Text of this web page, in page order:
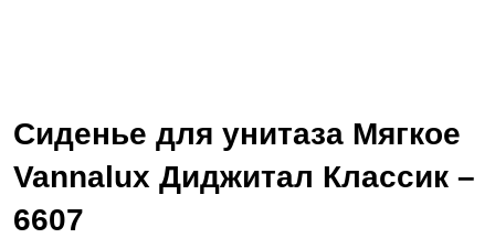
Сиденье для унитаза Мягкое
Vannalux Диджитал Классик –
6607